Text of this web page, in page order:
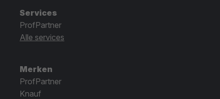
Services
ProfPartner
Alle services
Merken
ProfPartner
Knauf